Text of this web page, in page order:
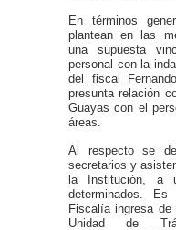
En términos
plantean en las
una supuesta
personal con la
del fiscal
presunta relación
Guayas con el
áreas.
Al respecto se
secretarios y
la Institución, a
determinados.
Fiscalía ingresa
Unidad de